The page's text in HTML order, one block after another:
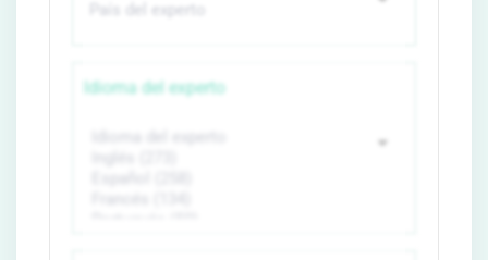
Idioma del experto